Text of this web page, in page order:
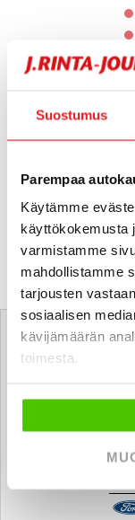
Suostumus
Parempaa
Käytämme
käyttökokemusta
varmistamme
mahdollistamme
tarjousten
sosiaalisen
kävijämäärän
toimesta.